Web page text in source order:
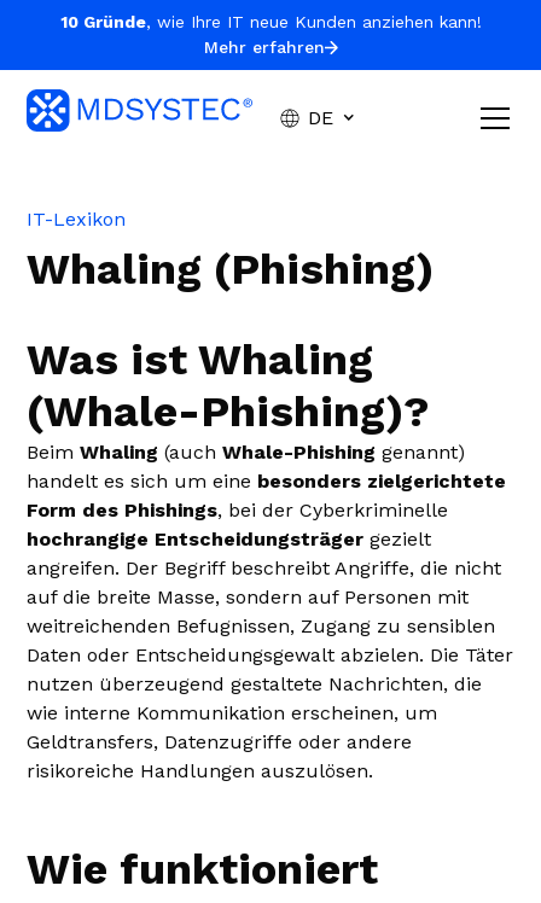
10 Gründe, wie Ihre IT neue Kunden anziehen kann!
Mehr erfahren
DE
IT-Lexikon
Whaling (Phishing)
Was ist Whaling
(Whale-Phishing)?
BeimWhaling (auchWhale-Phishing genannt)
handelt es sich um eine besonders zielgerichtete
Form des Phishings, bei der Cyberkriminelle
hochrangige Entscheidungsträger gezielt
angreifen. Der Begriff beschreibt Angriffe, die nicht
auf die breite Masse, sondern auf Personen mit
weitreichenden Befugnissen, Zugang zu sensiblen
Daten oder Entscheidungsgewalt abzielen. Die Täter
nutzen überzeugend gestaltete Nachrichten, die
wie interne Kommunikation erscheinen, um
Geldtransfers, Datenzugriffe oder andere
risikoreiche Handlungen auszulösen.
Wie funktioniert